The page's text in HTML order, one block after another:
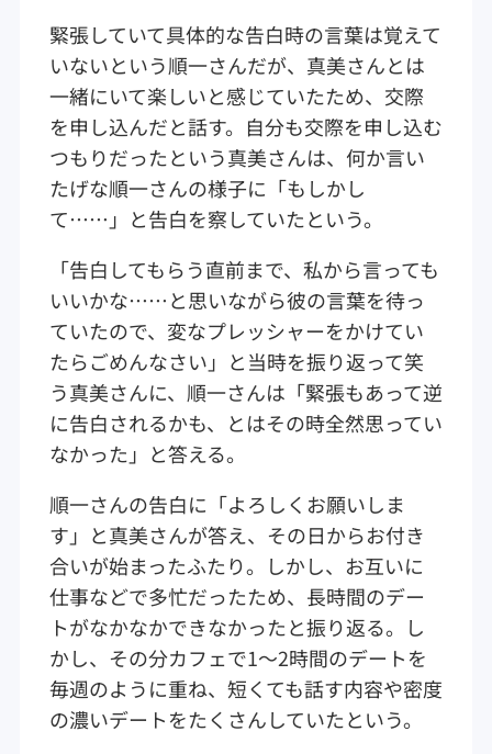
緊張していて具体的な告白時の言葉は覚えて
いないという順一さんだが、真美さんとは
一緒にいて楽しいと感じていたため、交際
を申し込んだと話す。自分も交際を申し込む
つもりだったという真美さんは、何か言い
たげな順一さんの様子に「もしかし
て……」と告白を察していたという。
「告白してもらう直前まで、私から言っても
いいかな……と思いながら彼の言葉を待っ
ていたので、変なプレッシャーをかけてい
たらごめんなさい」と当時を振り返って笑
う真美さんに、順一さんは「緊張もあって逆
に告白されるかも、とはその時全然思ってい
なかった」と答える。
順一さんの告白に「よろしくお願いしま
す」と真美さんが答え、その日からお付き
合いが始まったふたり。しかし、お互いに
仕事などで多忙だったため、長時間のデー
トがなかなかできなかったと振り返る。し
かし、その分カフェで1～2時間のデートを
毎週のように重ね、短くても話す内容や密度
の濃いデートをたくさんしていたという。